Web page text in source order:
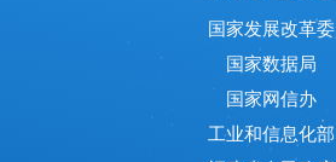
国家发展改革委
国家数据局
国家网信办
工业和信息化部